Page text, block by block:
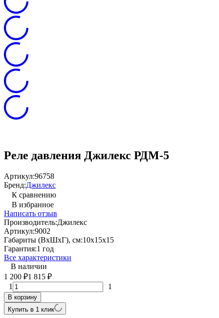
Реле давления Джилекс РДМ-5
Артикул:96758
Бренд:Джилекс
К сравнению
В избранное
Написать отзыв
Производитель:Джилекс
Артикул:9002
Габариты (ВхШхГ), см:10х15х15
Гарантия:1 год
Все характеристики
В наличии
1 200 ₽1 815 ₽
1 1
В корзину
Купить в 1 клик